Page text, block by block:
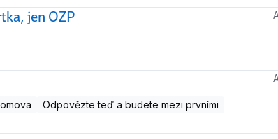
jen OZP
Odpovězte teď a budete mezi prvními